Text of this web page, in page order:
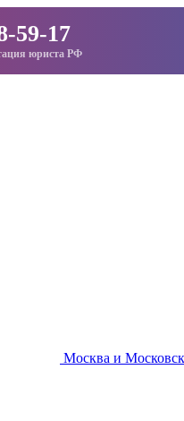
59-17
юриста РФ
Москва и